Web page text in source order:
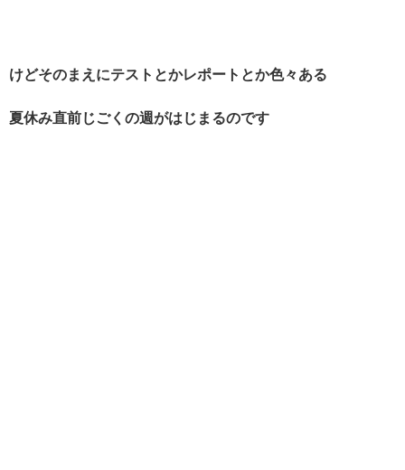
けどそのまえにテストとかレポートとか色々ある
夏休み直前じごくの週がはじまるのです